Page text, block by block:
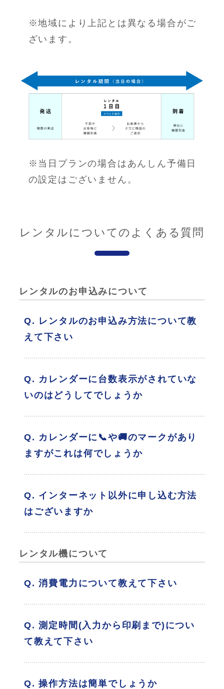
※地域により上記とは異なる場合がご
ざいます。
※当日プランの場合はあんしん予備日
の設定はございません。
レンタルについてのよくある質問
レンタルのお申込みについて
Q. レンタルのお申込み方法について教
えて下さい
Q. カレンダーに台数表示がされていな
いのはどうしてでしょうか
Q. カレンダーに📞や🚚のマークがあり
ますがこれは何でしょうか
Q. インターネット以外に申し込む方法
はございますか
レンタル機について
Q. 消費電力について教えて下さい
Q. 測定時間(入力から印刷まで)につい
て教えて下さい
Q. 操作方法は簡単でしょうか